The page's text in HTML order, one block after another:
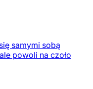
samymi sobą
powoli na czoło